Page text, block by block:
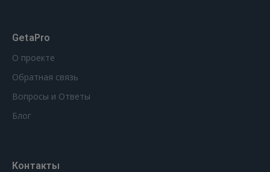
GetaPro
О проекте
Обратная связь
Вопросы и Ответы
Блог
Контакты